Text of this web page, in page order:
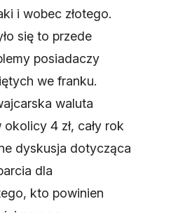
i wobec złotego.
się to przede
posiadaczy
we franku.
waluta
4 zł, cały rok
dyskusja dotycząca
dla
kto powinien